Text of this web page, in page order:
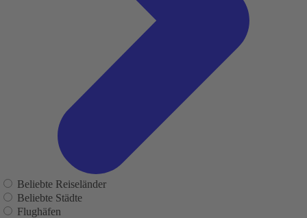
Beliebte Reiseländer
Beliebte Städte
Flughäfen